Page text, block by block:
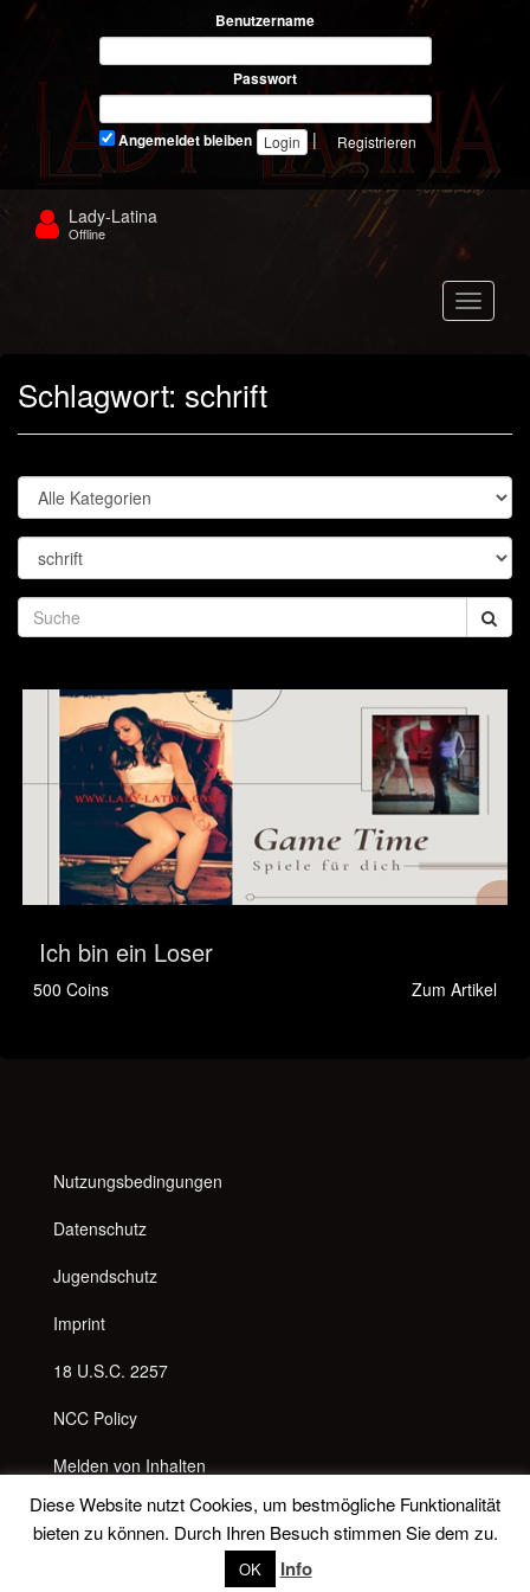
Benutzername
Passwort
Angemeldet bleiben | Registrieren
Lady-Latina
Offline
Schlagwort: schrift
Ich bin ein Loser
500 Coins Zum Artikel
Nutzungsbedingungen
Datenschutz
Jugendschutz
Imprint
18 U.S.C. 2257
NCC Policy
Melden von Inhalten
Anti Spam Richtlinie
© 2026 Lady Latina
Diese Website nutzt Cookies, um bestmögliche Funktionalität
bieten zu können. Durch Ihren Besuch stimmen Sie dem zu.
OK Info
Messenger